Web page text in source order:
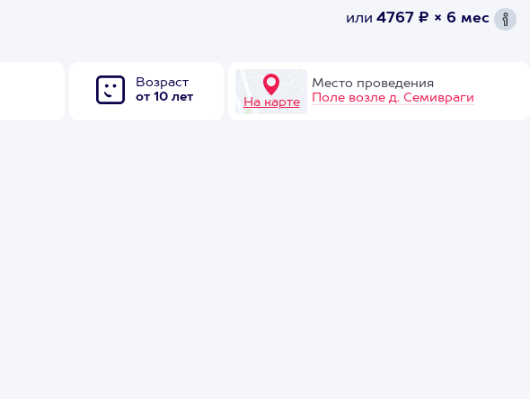
или 4767 ₽ × 6 мес
Возраст
от 10 лет
На карте
Место проведения
Поле возле д. Семивраги